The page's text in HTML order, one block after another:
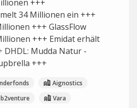
+++
34 Millionen ein +++
+++ GlassFlow
+++ Emidat erhält
DHDL: Mudda Natur -
+++
Aignostics
b2venture
Vara